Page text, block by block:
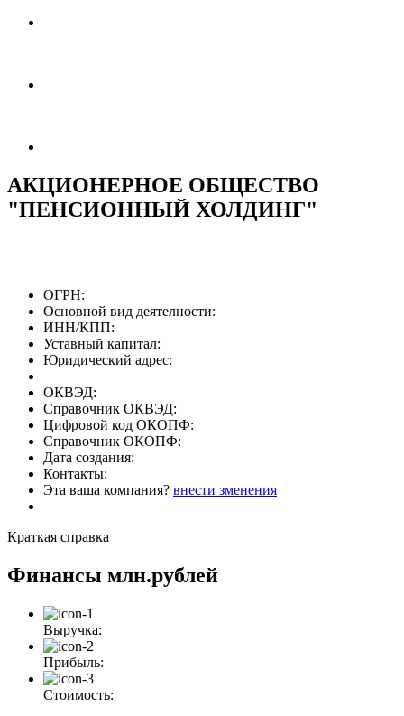
АКЦИОНЕРНОЕ ОБЩЕСТВО
"ПЕНСИОННЫЙ ХОЛДИНГ"
ОГРН:
Основной вид деятелности:
ИНН/КПП:
Уставный капитал:
Юридический адрес:
ОКВЭД:
Справочник ОКВЭД:
Цифровой код ОКОПФ:
Справочник ОКОПФ:
Дата создания:
Контакты:
Эта ваша компания? внести зменения
Краткая справка
Финансы млн.рублей
Выручка:
Прибыль:
Стоимость: